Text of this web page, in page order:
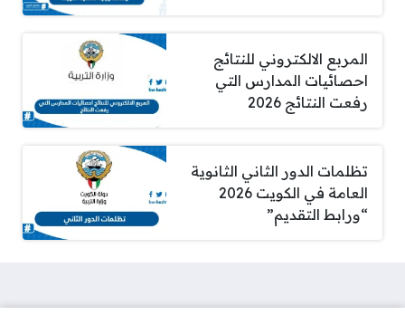
المربع الالكتروني للنتائج
احصائيات المدارس التي
رفعت النتائج 2026
تظلمات الدور الثاني الثانوية
العامة في الكويت 2026
“ورابط التقديم”